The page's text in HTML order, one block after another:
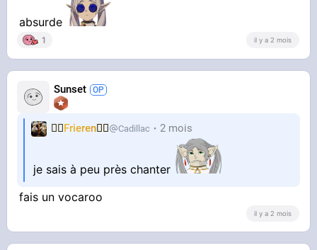
absurde
1 il y a 2 mois
Sunset
🧝‍♀️Frieren🧝‍♀️ Cadillac 2 mois
je sais à peu près chanter
fais un vocaroo
il y a 2 mois